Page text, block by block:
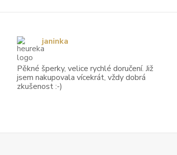
Pěkné šperky, velice rychlé doručení. Již
jsem nakupovala vícekrát, vždy dobrá
zkušenost :-)
janinka